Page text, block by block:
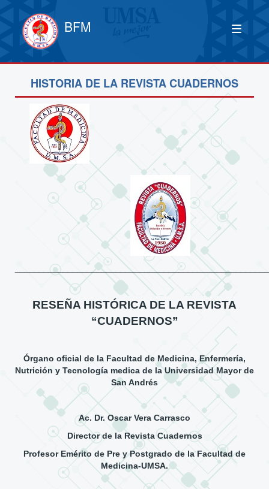
BFM
HISTORIA DE LA REVISTA CUADERNOS
RESEÑA HISTÓRICA DE LA REVISTA
“CUADERNOS”
Órgano oficial de la Facultad de Medicina, Enfermería,
Nutrición y Tecnología medica de la Universidad Mayor de
San Andrés
Ac. Dr. Oscar Vera Carrasco
Director de la Revista Cuadernos
Profesor Emérito de Pre y Postgrado de la Facultad de
Medicina-UMSA.